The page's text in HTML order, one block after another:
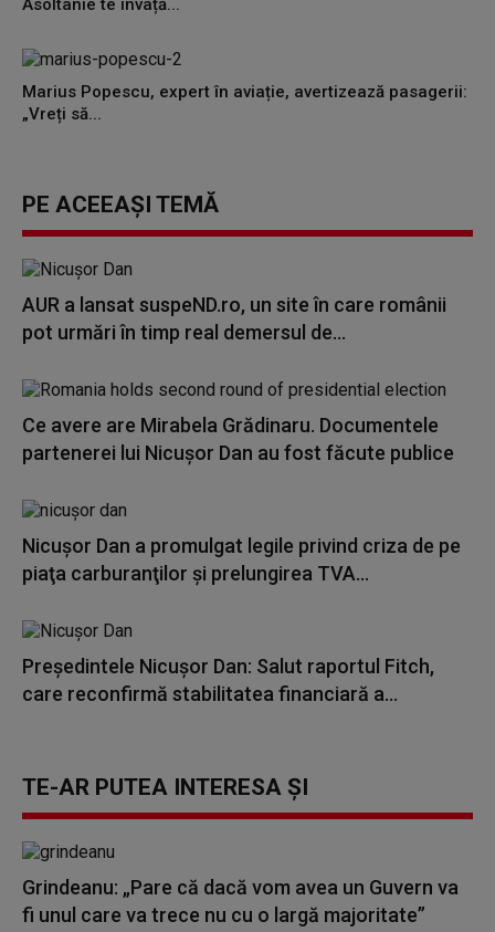
Asoltanie te învață...
Marius Popescu, expert în aviație, avertizează pasagerii:
„Vreți să...
PE ACEEAȘI TEMĂ
AUR a lansat suspeND.ro, un site în care românii
pot urmări în timp real demersul de...
Ce avere are Mirabela Grădinaru. Documentele
partenerei lui Nicușor Dan au fost făcute publice
Nicuşor Dan a promulgat legile privind criza de pe
piaţa carburanţilor şi prelungirea TVA...
Preşedintele Nicuşor Dan: Salut raportul Fitch,
care reconfirmă stabilitatea financiară a...
TE-AR PUTEA INTERESA ȘI
Grindeanu: „Pare că dacă vom avea un Guvern va
fi unul care va trece nu cu o largă majoritate”